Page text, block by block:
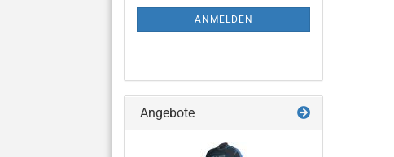
ANMELDUNGANMELDEN
Angebote